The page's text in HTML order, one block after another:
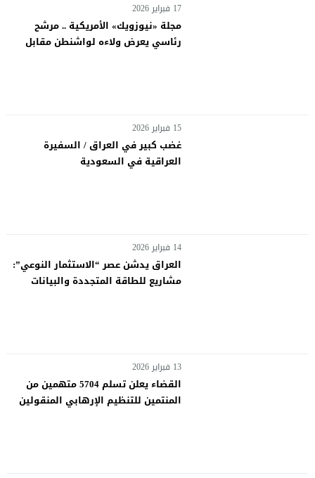
17 فبراير 2026
مجلة «نيوزويك» الأمريكية .. مرشح
رئاسي يعرض ولاءه لواشنطن مقابل
15 فبراير 2026
غضب كبير في العراق / السفيرة
العراقية في السعودية
14 فبراير 2026
العراق يدشن عصر “الاستثمار النوعي”:
مشاريع للطاقة المتجددة والبيانات
13 فبراير 2026
القضاء يعلن تسلم 5704 متهمين من
المنتمين للتنظيم الإرهابي المنقولين